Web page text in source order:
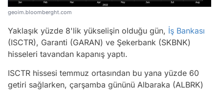
geoim.bloomberght.com
Yaklaşık yüzde 8'lik yükselişin olduğu gün, İş Bankası
(ISCTR), Garanti (GARAN) ve Şekerbank (SKBNK)
hisseleri tavandan kapanış yaptı.
ISCTR hissesi temmuz ortasından bu yana yüzde 60
getiri sağlarken, çarşamba gününü Albaraka (ALBRK)